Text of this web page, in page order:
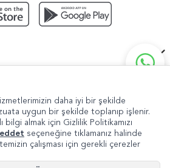
daha iyi bir şekilde
uygun bir şekilde toplanıp işlenir.
bilgi almak için Gizlilik Politikamızı
seçeneğine tıklamanız halinde
çalışması için gerekli çerezler